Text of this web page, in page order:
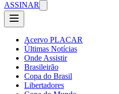
ASSINAR
Acervo PLACAR
Últimas Notícias
Onde Assistir
Brasileirão
Copa do Brasil
Libertadores